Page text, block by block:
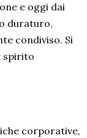
e oggi dai
duraturo,
condiviso. Si
spirito
corporative,